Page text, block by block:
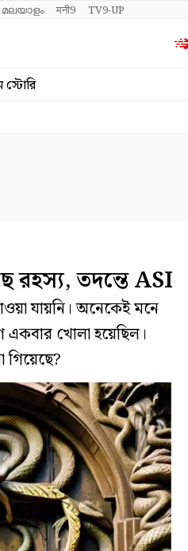
മലയാളം मनी9 TV9-UP
স্টোরি
রহস্য, তদন্তে ASI
যায়নি। অনেকেই মনে
একবার খোলা হয়েছিল।
গিয়েছে?